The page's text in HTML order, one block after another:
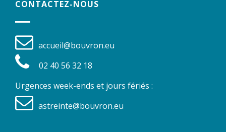
CONTACTEZ-NOUS
accueil@bouvron.eu
02 40 56 32 18
Urgences week-ends et jours fériés :
astreinte@bouvron.eu